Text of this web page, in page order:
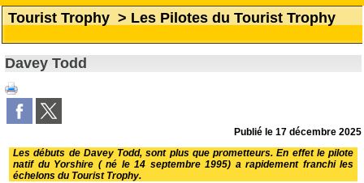
Tourist Trophy > Les Pilotes du Tourist Trophy
Davey Todd
Publié le17 décembre 2025
Les débuts de Davey Todd, sont plus que prometteurs. En effet le pilote
natif du Yorshire ( né le 14 septembre 1995) a rapidement franchi les
échelons du Tourist Trophy.